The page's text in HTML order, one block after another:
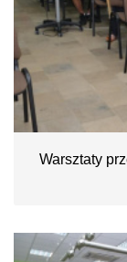
Warsztaty